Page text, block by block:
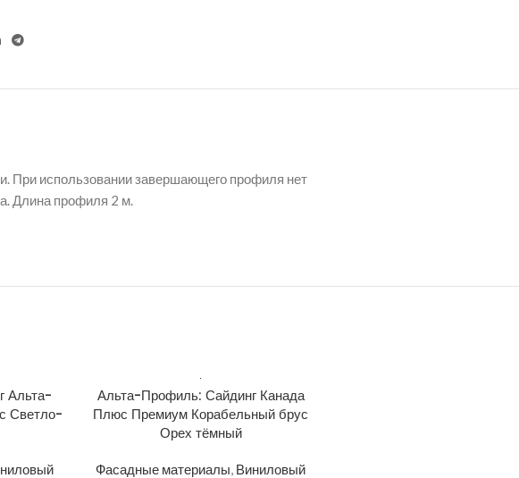
При использовании завершающего профиля нет
Длина профиля 2 м.
Альта-
Светло-
Альта-Профиль: Сайдинг Канада
Плюс Премиум Корабельный брус
Орех тёмный
Фасадные материалы, Виниловый